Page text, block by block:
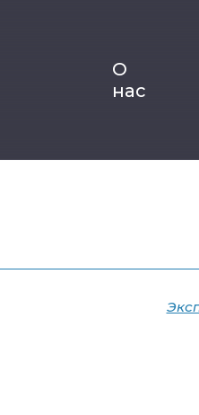
О
нас